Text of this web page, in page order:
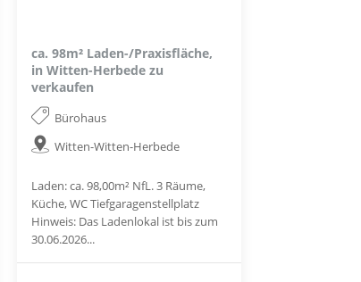
ca. 98m² Laden-/Praxisfläche,
in Witten-Herbede zu
verkaufen
Bürohaus
Witten-Witten-Herbede
Laden: ca. 98,00m² NfL. 3 Räume,
Küche, WC Tiefgaragenstellplatz
Hinweis: Das Ladenlokal ist bis zum
30.06.2026...